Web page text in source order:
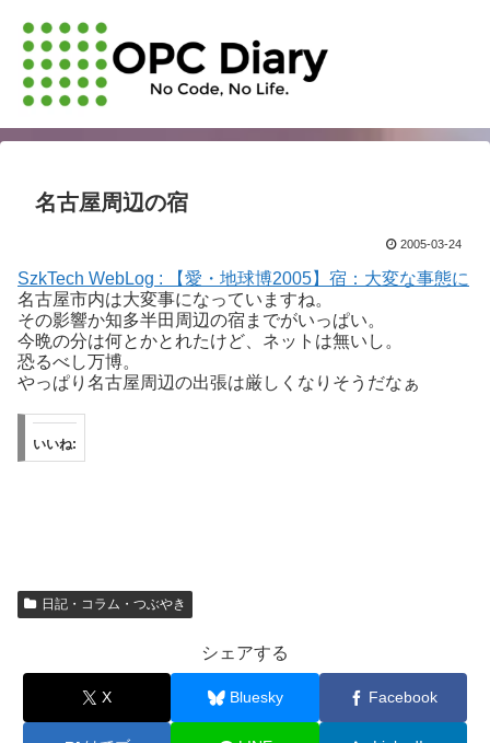
名古屋周辺の宿
2005-03-24
SzkTech WebLog : 【愛・地球博2005】宿：大変な事態に
名古屋市内は大変事になっていますね。
その影響か知多半田周辺の宿までがいっぱい。
今晩の分は何とかとれたけど、ネットは無いし。
恐るべし万博。
やっぱり名古屋周辺の出張は厳しくなりそうだなぁ
いいね:
日記・コラム・つぶやき
シェアする
X Bluesky Facebook